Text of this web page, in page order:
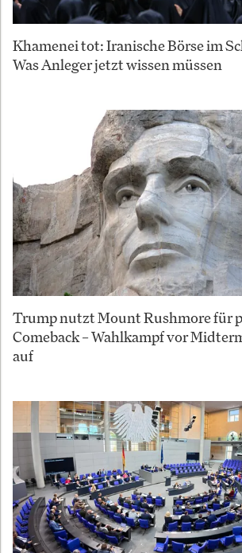
Khamenei tot: Iranische Börse im
Was Anleger jetzt wissen müssen
Trump nutzt Mount Rushmore für
Comeback – Wahlkampf vor
auf